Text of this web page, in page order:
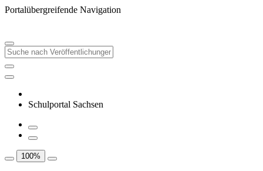
Portalübergreifende Navigation
Schulportal Sachsen
100%